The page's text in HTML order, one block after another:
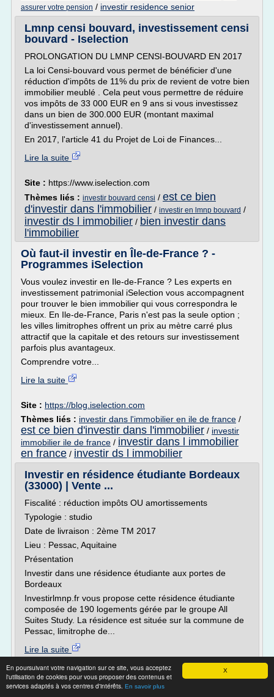
X
En poursuivant votre navigation sur ce site, vous acceptez
l'utilisation de cookies pour vous proposer des contenus et
services adaptés à vos centres d'intérêts. En savoir plus
assurer votre pension / investir residence senior
Lmnp censi bouvard, investissement censi
bouvard - Iselection
PROLONGATION DU LMNP CENSI-BOUVARD EN 2017
La loi Censi-bouvard vous permet de bénéficier d'une
réduction d'impôts de 11% du prix de revient de votre bien
immobilier meublé . Cela peut vous permettre de réduire
vos impôts de 33 000 EUR en 9 ans si vous investissez
dans un bien de 300.000 EUR (montant maximal
d'investissement annuel).
En 2017, l'article 41 du Projet de Loi de Finances...
Lire la suite
Site : https://www.iselection.com
Thèmes liés : investir bouvard censi / est ce bien
d'investir dans l'immobilier / investir en lmnp bouvard /
investir ds l immobilier / bien investir dans
l'immobilier
Où faut-il investir en Île-de-France ? -
Programmes iSelection
Vous voulez investir en Ile-de-France ? Les experts en
investissement patrimonial iSelection vous accompagnent
pour trouver le bien immobilier qui vous correspondra le
mieux. En Ile-de-France, Paris n'est pas la seule option ;
les villes limitrophes offrent un prix au mètre carré plus
attractif que la capitale et des retours sur investissement
parfois plus avantageux.
Comprendre votre...
Lire la suite
Site : https://blog.iselection.com
Thèmes liés : investir dans l'immobilier en ile de france /
est ce bien d'investir dans l'immobilier / investir
immobilier ile de france / investir dans l immobilier
en france / investir ds l immobilier
Investir en résidence étudiante Bordeaux
(33000) | Vente ...
Fiscalité : réduction impôts OU amortissements
Typologie : studio
Date de livraison : 2ème TM 2017
Lieu : Pessac, Aquitaine
Présentation
Investir dans une résidence étudiante aux portes de
Bordeaux
Investirlmnp.fr vous propose cette résidence étudiante
composée de 190 logements gérée par le groupe All
Suites Study. La résidence est située sur la commune de
Pessac, limitrophe de...
Lire la suite
Site :http://www.investirlmnp.fr
Thèmes liés :investir residence etudiante bordeaux